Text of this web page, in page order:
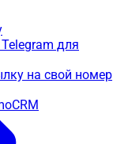
для
на свой номер